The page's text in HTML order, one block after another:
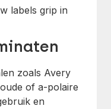
labels grip in
zoals Avery
of a-polaire
en